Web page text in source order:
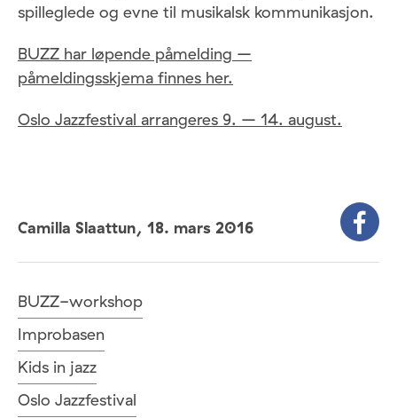
spilleglede og evne til musikalsk kommunikasjon.
BUZZ har løpende påmelding –
påmeldingsskjema finnes her.
Oslo Jazzfestival arrangeres 9. – 14. august.
Camilla Slaattun, 18. mars 2016
BUZZ-workshop
Improbasen
Kids in jazz
Oslo Jazzfestival